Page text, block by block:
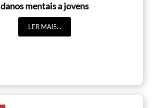
danos mentais a jovens
LER MAIS...